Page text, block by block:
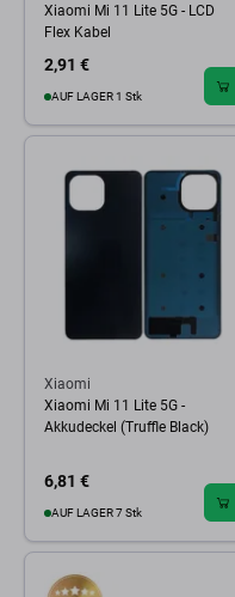
Xiaomi Mi 11 Lite 5G - LCD
Flex Kabel
2,91 €
AUF LAGER 1 Stk
Xiaomi
Xiaomi Mi 11 Lite 5G -
Akkudeckel (Truffle Black)
6,81 €
AUF LAGER 7 Stk